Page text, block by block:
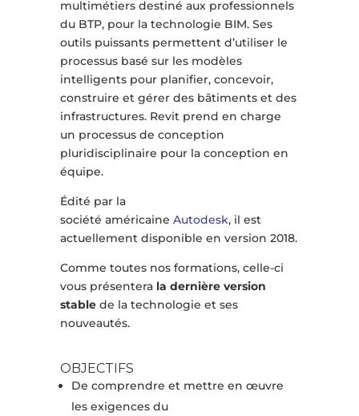
multimétiers destiné aux professionnels
du BTP, pour la technologie BIM. Ses
outils puissants permettent d’utiliser le
processus basé sur les modèles
intelligents pour planifier, concevoir,
construire et gérer des bâtiments et des
infrastructures. Revit prend en charge
un processus de conception
pluridisciplinaire pour la conception en
équipe.
Édité par la
société américaine Autodesk, il est
actuellement disponible en version 2018.
Comme toutes nos formations, celle-ci
vous présentera la dernière version
stablede la technologie et ses
nouveautés.
OBJECTIFS
De comprendre et mettre en œuvre
les exigences du